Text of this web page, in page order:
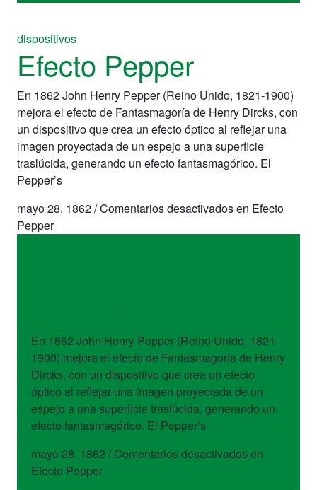
dispositivos
Efecto Pepper
En 1862 John Henry Pepper (Reino Unido, 1821-1900)
mejora el efecto de Fantasmagoría de Henry Dircks, con
un dispositivo que crea un efecto óptico al reflejar una
imagen proyectada de un espejo a una superficie
traslúcida, generando un efecto fantasmagórico. El
Pepper’s
mayo 28, 1862/Comentarios desactivadosen Efecto
Pepper
En 1862 John Henry Pepper (Reino Unido, 1821-
1900) mejora el efecto de Fantasmagoría de Henry
Dircks, con un dispositivo que crea un efecto
óptico al reflejar una imagen proyectada de un
espejo a una superficie traslúcida, generando un
efecto fantasmagórico. El Pepper’s
mayo 28, 1862 / Comentarios desactivadosen
Efecto Pepper